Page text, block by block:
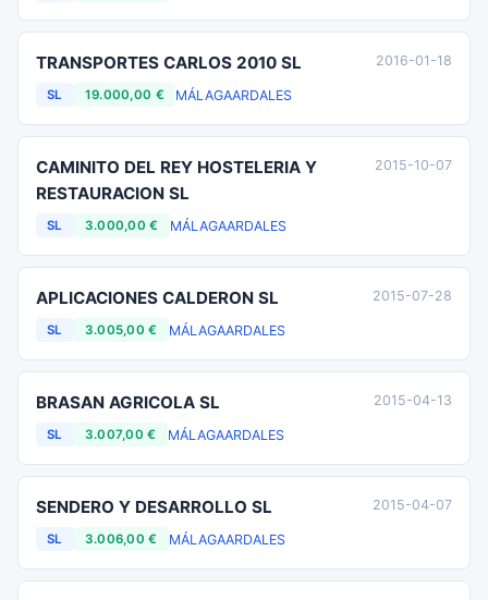
TRANSPORTES CARLOS 2010 SL
SL 19.000,00 € MÁLAGAARDALES
2016-01-18
CAMINITO DEL REY HOSTELERIA Y
RESTAURACION SL
SL 3.000,00 € MÁLAGAARDALES
2015-10-07
APLICACIONES CALDERON SL
SL 3.005,00 € MÁLAGAARDALES
2015-07-28
BRASAN AGRICOLA SL
SL 3.007,00 € MÁLAGAARDALES
2015-04-13
SENDERO Y DESARROLLO SL
SL 3.006,00 € MÁLAGAARDALES
2015-04-07